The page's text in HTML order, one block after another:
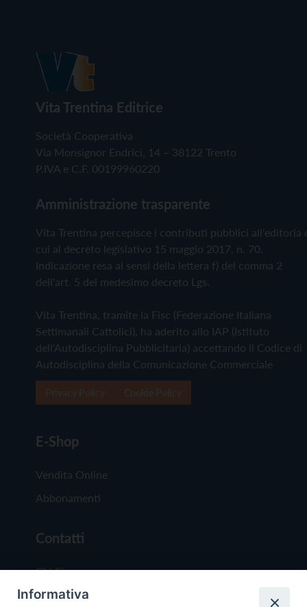
Vita Trentina Editrice
Società Cooperativa
Via Monsignor Endrici, 14 – 38122 Trento
P.IVA e C.F. 00199960220
Amministrazione trasparente
Vita Trentina percepisce i contributi pubblici all'editoria
cui al decreto legislativo 15 maggio 2017, n. 70.
Indicazione resa ai sensi della lettera f) del comma 2
dell'art. 5 del medesimo decreto Lgs.
Vita Trentina, tramite la Fisc (Federazione Italiana
Settimanali Cattolici), ha aderito allo IAP (Istituto
dell'Autodisciplina Pubblicitaria) accettando il Codice di
Autodisciplina della Comunicazione Commerciale
E-Shop
Vendita Online
Abbonamenti
Contatti
Chi Siamo
Redazione
Informativa